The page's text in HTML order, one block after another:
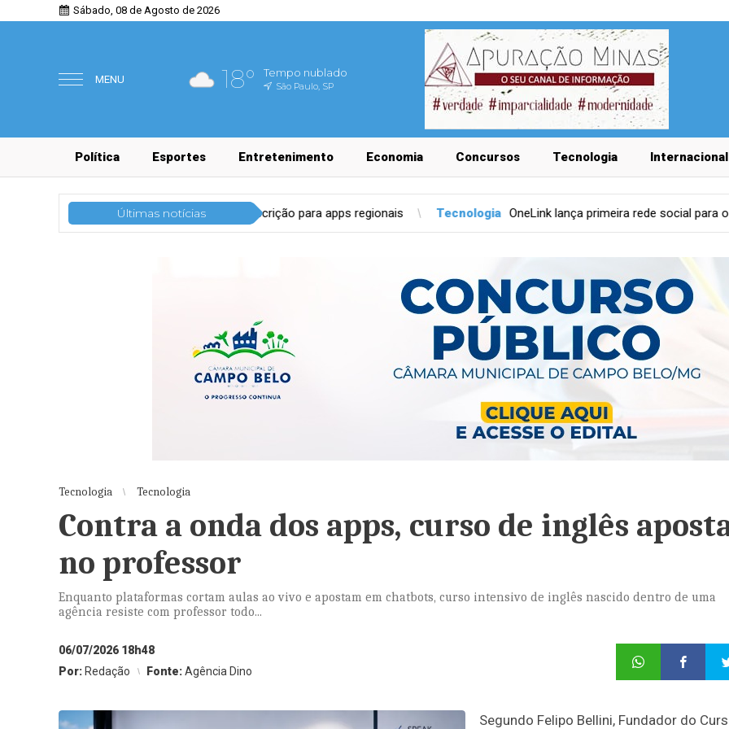
Sábado, 08 de Agosto de 2026
MENU 18° Tempo nublado
São Paulo, SP
Política Esportes Entretenimento Economia Concursos Tecnologia Internacional
Últimas notícias
55content abre pré-inscrição para apps regionais Tecnologia OneLink lança primeira rede social para o setor condominial
Tecnologia Tecnologia
Contra a onda dos apps, curso de inglês
no professor
Enquanto plataformas cortam aulas ao vivo e apostam em chatbots, curso intensivo de inglês nascido dentro de uma
agência resiste com professor todo...
06/07/2026 18h48
Por: Redação Fonte:Agência Dino
Segundo Felipo Bellini, Fundador do